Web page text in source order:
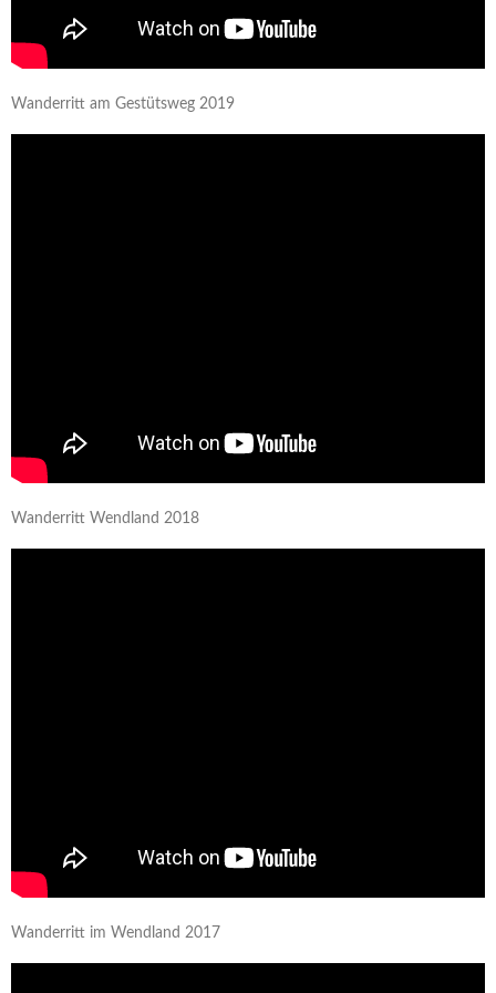
Wanderritt am Gestütsweg 2019
Wanderritt Wendland 2018
Wanderritt im Wendland 2017